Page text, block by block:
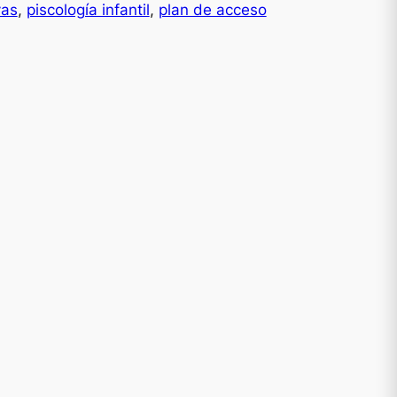
, piscología infantil, plan de acceso